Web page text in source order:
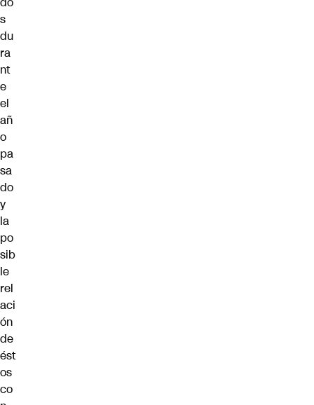
s
du
ra
nt
e
el
añ
o
pa
sa
do
y
la
po
sib
le
rel
aci
ón
de
ést
os
co